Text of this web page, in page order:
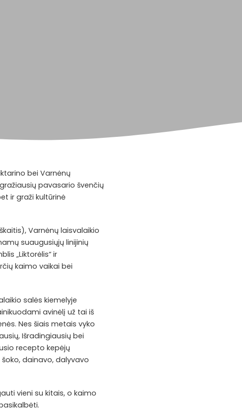
bei Varnėnų
pavasario švenčių
ir graži kultūrinė
Varnėnų laisvalaikio
suaugusiųjų linijinių
„Liktorėlis“ ir
kaimo vaikai bei
salės kiemelyje
avinėlį už tai iš
Nes šiais metais vyko
Išradingiausių bei
recepto kepėjų
dainavo, dalyvavo
vieni su kitais, o kaimo